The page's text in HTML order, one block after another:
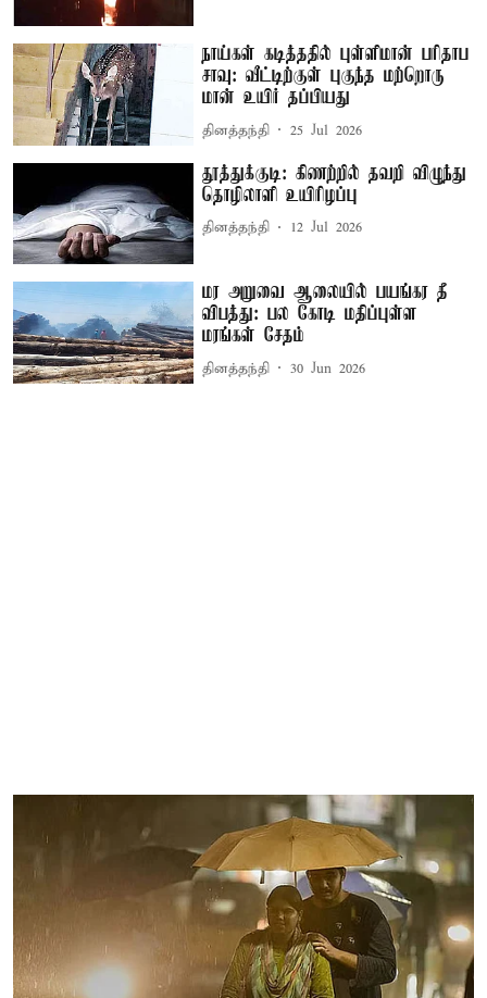
நாய்கள் கடித்ததில் புள்ளிமான் பரிதாப
சாவு: வீட்டிற்குள் புகுந்த மற்றொரு
மான் உயிர் தப்பியது
தினத்தந்தி 25 Jul 2026
தூத்துக்குடி: கிணற்றில் தவறி விழுந்து
தொழிலாளி உயிரிழப்பு
தினத்தந்தி 12 Jul 2026
மர அறுவை ஆலையில் பயங்கர தீ
விபத்து: பல கோடி மதிப்புள்ள
மரங்கள் சேதம்
தினத்தந்தி 30 Jun 2026